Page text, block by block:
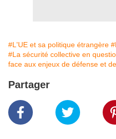
#L'UE et sa politique étrangère
#La sécurité collective en
face aux enjeux de défense et
Partager